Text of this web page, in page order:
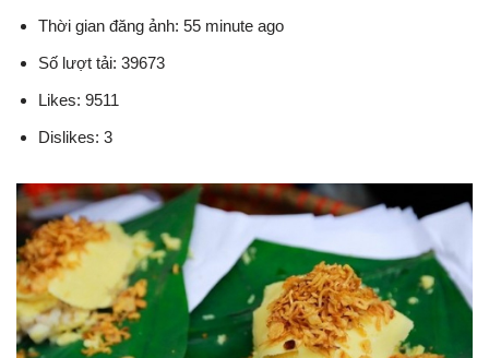
Thời gian đăng ảnh: 55 minute ago
Số lượt tải: 39673
Likes: 9511
Dislikes: 3